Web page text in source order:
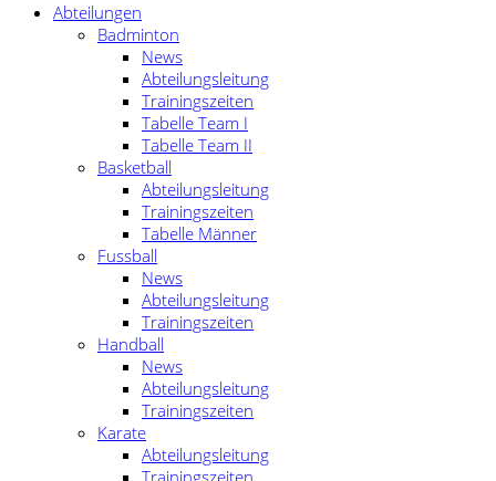
Abteilungen
Badminton
News
Abteilungsleitung
Trainingszeiten
Tabelle Team I
Tabelle Team II
Basketball
Abteilungsleitung
Trainingszeiten
Tabelle Männer
Fussball
News
Abteilungsleitung
Trainingszeiten
Handball
News
Abteilungsleitung
Trainingszeiten
Karate
Abteilungsleitung
Trainingszeiten